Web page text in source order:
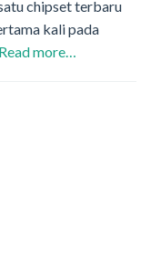
chipset terbaru
kali pada
more…